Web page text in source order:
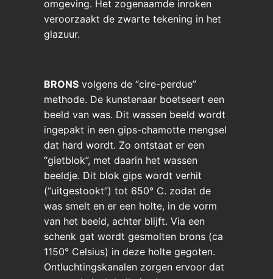
omgeving. Het zogenaamde inroken
veroorzaakt de zwarte tekening in het
glazuur.
BRONS volgens de “cire-perdue”
methode. De kunstenaar boetseert een
beeld van was. Dit wassen beeld wordt
ingepakt in een gips-chamotte mengsel
dat hard wordt. Zo ontstaat er een
“gietblok”, met daarin het wassen
beeldje. Dit blok gips wordt verhit
(“uitgestookt”) tot 650° C. zodat de
was smelt en er een holte, in de vorm
van het beeld, achter blijft. Via een
schenk gat wordt gesmolten brons (ca
1150° Celsius) in deze holte gegoten.
Ontluchtingskanalen zorgen ervoor dat